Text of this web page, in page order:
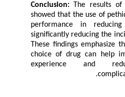
Conclusion: The results
showed that the use of
performance in
significantly reducing the
These findings emphasize
choice of drug can help
experience and